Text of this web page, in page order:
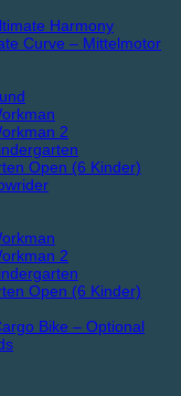
Harmony
Curve – Mittelmotor
2
Open (6 Kinder)
2
Open (6 Kinder)
Bike – Optional